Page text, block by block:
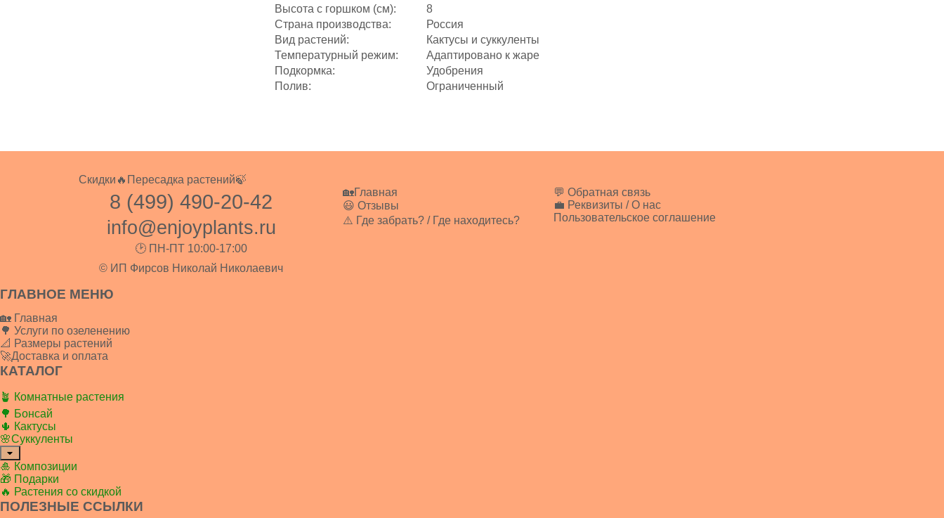
Высота с горшком (см):
8
Страна производства:
Россия
Вид растений:
Кактусы и суккуленты
Температурный режим:
Адаптировано к жаре
Подкормка:
Удобрения
Полив:
Ограниченный
Скидки🔥 Пересадка растений🍃
8 (499) 490-20-42
info@enjoyplants.ru
🕑 ПН-ПТ 10:00-17:00
© ИП Фирсов Николай Николаевич
🏡Главная
😃 Отзывы
⚠️ Где забрать? / Где находитесь?
💬 Обратная связь
💼 Реквизиты / О нас
Пользовательское соглашение
ГЛАВНОЕ МЕНЮ
🏡 Главная
🌳 Услуги по озеленению
📐 Размеры растений
🚀Доставка и оплата
КАТАЛОГ
🪴 Комнатные растения
🌳 Бонсай
🌵 Кактусы
🌸Суккуленты
🎍 Композиции
🎁 Подарки
🔥 Растения со скидкой
ПОЛЕЗНЫЕ ССЫЛКИ